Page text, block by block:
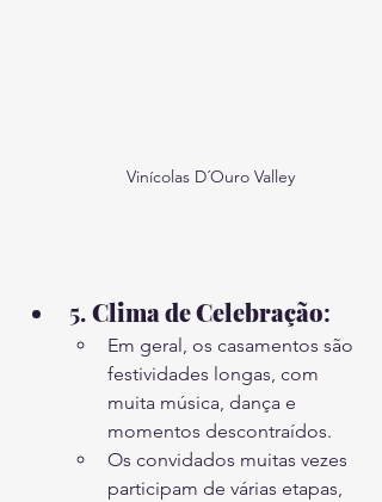
Vinícolas D´Ouro Valley
5. Clima de Celebração:
Em geral, os casamentos são
festividades longas, com
muita música, dança e
momentos descontraídos.
Os convidados muitas vezes
participam de várias etapas,